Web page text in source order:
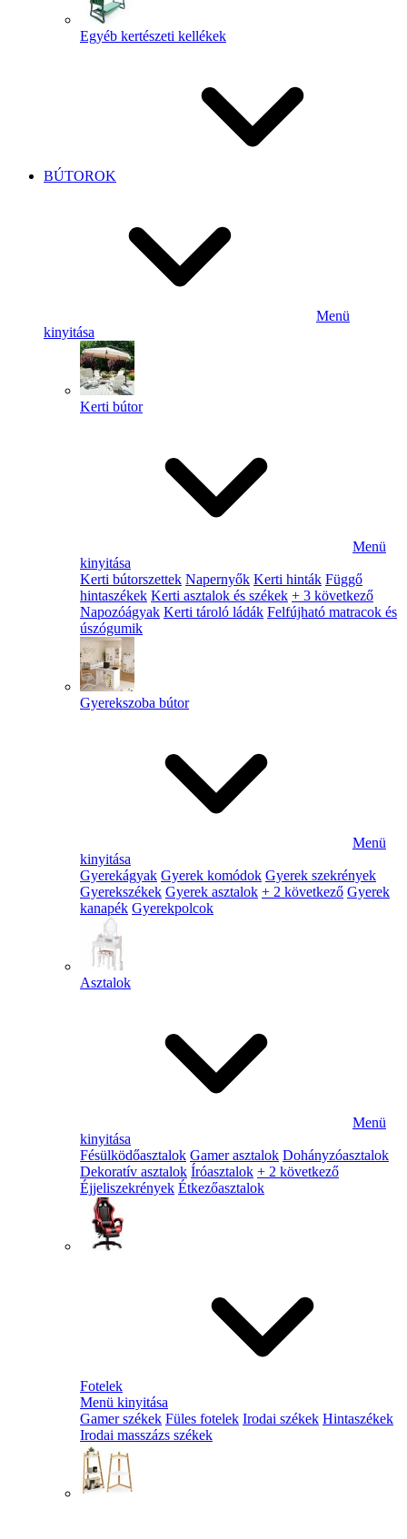
Egyéb kertészeti kellékek
BÚTOROK
Menü
kinyitása
Kerti bútor
Menü
kinyitása
Kerti bútorszettek Napernyők Kerti hinták Függő
hintaszékek Kerti asztalok és székek + 3 következő
Napozóágyak Kerti tároló ládák Felfújható matracok és
úszógumik
Gyerekszoba bútor
Menü
kinyitása
Gyerekágyak Gyerek komódok Gyerek szekrények
Gyerekszékek Gyerek asztalok + 2 következő Gyerek
kanapék Gyerekpolcok
Asztalok
Menü
kinyitása
Fésülködőasztalok Gamer asztalok Dohányzóasztalok
Dekoratív asztalok Íróasztalok + 2 következő
Éjjeliszekrények Étkezőasztalok
Fotelek
Menü kinyitása
Gamer székek Füles fotelek Irodai székek Hintaszékek
Irodai masszázs székek